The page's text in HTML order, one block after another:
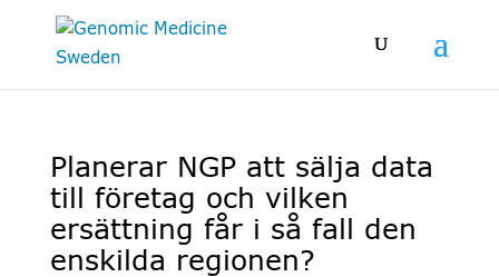
Planerar NGP att sälja data
till företag och vilken
ersättning får i så fall den
enskilda regionen?